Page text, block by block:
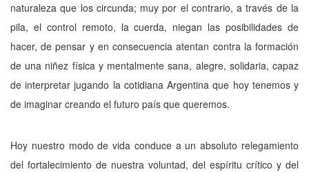
naturaleza que los circunda; muy por el contrario, a través de la
pila, el control remoto, la cuerda, niegan las posibilidades de
hacer, de pensar y en consecuencia atentan contra la formación
de una niñez física y mentalmente sana, alegre, solidaria, capaz
de interpretar jugando la cotidiana Argentina que hoy tenemos y
de imaginar creando el futuro país que queremos.
Hoy nuestro modo de vida conduce a un absoluto relegamiento
del fortalecimiento de nuestra voluntad, del espíritu crítico y del